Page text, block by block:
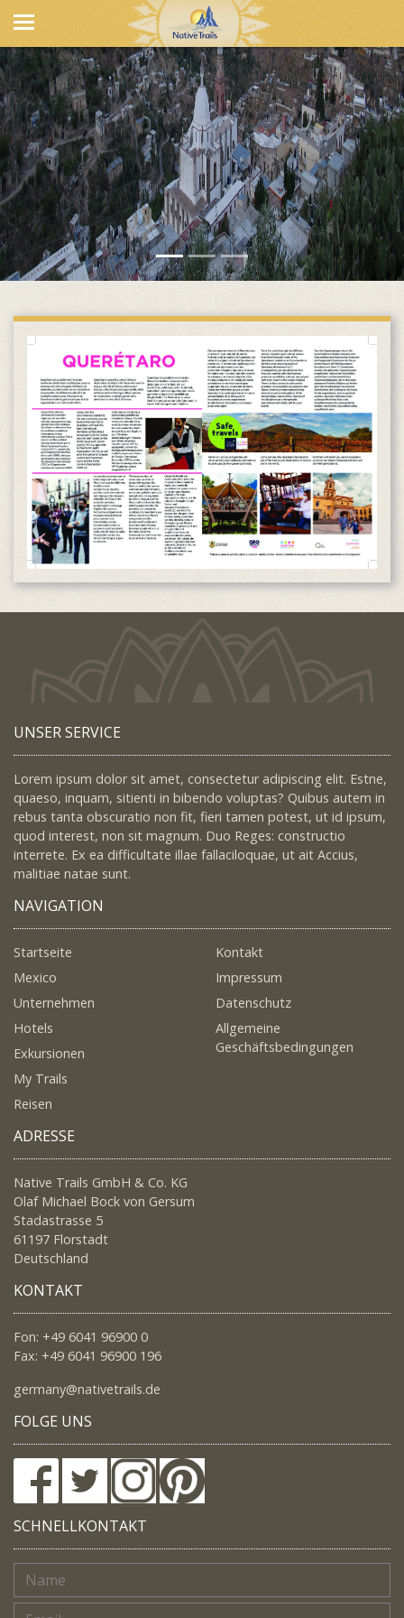
UNSER SERVICE
Lorem ipsum dolor sit amet, consectetur adipiscing elit. Estne,
quaeso, inquam, sitienti in bibendo voluptas? Quibus autem in
rebus tanta obscuratio non fit, fieri tamen potest, ut id ipsum,
quod interest, non sit magnum. Duo Reges: constructio
interrete. Ex ea difficultate illae fallaciloquae, ut ait Accius,
malitiae natae sunt.
NAVIGATION
Startseite
Mexico
Unternehmen
Hotels
Exkursionen
My Trails
Reisen
Kontakt
Impressum
Datenschutz
Allgemeine
Geschäftsbedingungen
ADRESSE
Native Trails GmbH & Co. KG
Olaf Michael Bock von Gersum
Stadastrasse 5
61197 Florstadt
Deutschland
KONTAKT
Fon: +49 6041 96900 0
Fax: +49 6041 96900 196
germany@nativetrails.de
FOLGE UNS
SCHNELLKONTAKT